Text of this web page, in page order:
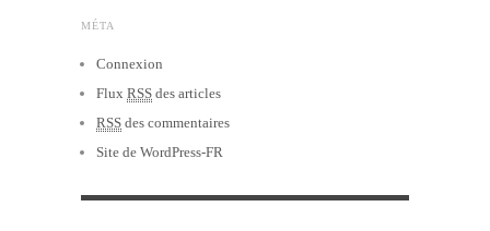
MÉTA
Connexion
Flux RSS des articles
RSS des commentaires
Site de WordPress-FR